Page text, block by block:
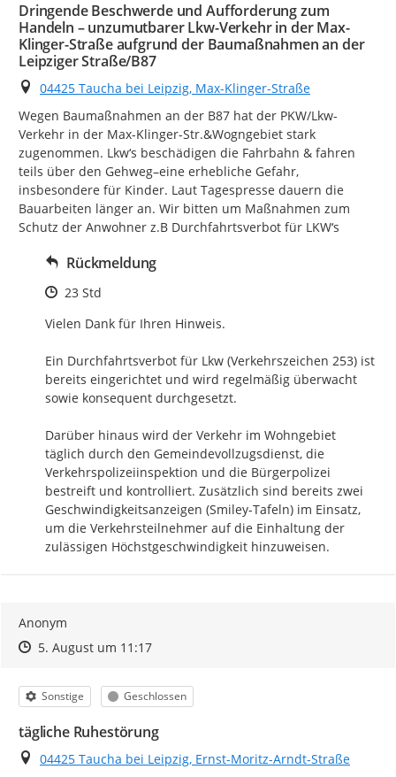
Dringende Beschwerde und Aufforderung zum
Handeln – unzumutbarer Lkw-Verkehr in der Max-
Klinger-Straße aufgrund der Baumaßnahmen an der
Leipziger Straße/B87
Ort
04425 Taucha bei Leipzig, Max-Klinger-Straße
Wegen Baumaßnahmen an der B87 hat der PKW/Lkw-
Verkehr in der Max-Klinger-Str.&Wogngebiet stark
zugenommen. Lkw‘s beschädigen die Fahrbahn & fahren
teils über den Gehweg–eine erhebliche Gefahr,
insbesondere für Kinder. Laut Tagespresse dauern die
Bauarbeiten länger an. Wir bitten um Maßnahmen zum
Schutz der Anwohner z.B Durchfahrtsverbot für LKW‘s
Rückmeldung
Zeitpunkt des Erstellens
23 Std
Vielen Dank für Ihren Hinweis.
Ein Durchfahrtsverbot für Lkw (Verkehrszeichen 253) ist
bereits eingerichtet und wird regelmäßig überwacht
sowie konsequent durchgesetzt.
Darüber hinaus wird der Verkehr im Wohngebiet
täglich durch den Gemeindevollzugsdienst, die
Verkehrspolizeiinspektion und die Bürgerpolizei
bestreift und kontrolliert. Zusätzlich sind bereits zwei
Geschwindigkeitsanzeigen (Smiley-Tafeln) im Einsatz,
um die Verkehrsteilnehmer auf die Einhaltung der
zulässigen Höchstgeschwindigkeit hinzuweisen.
Anonym
Zeitpunkt des Erstellens
Zeitpunkt des Erstellens
5. August um 11:17Zur Äußerung
Kategorie
Sonstige Status
Geschlossen
tägliche Ruhestörung
Ort
04425 Taucha bei Leipzig, Ernst-Moritz-Arndt-Straße